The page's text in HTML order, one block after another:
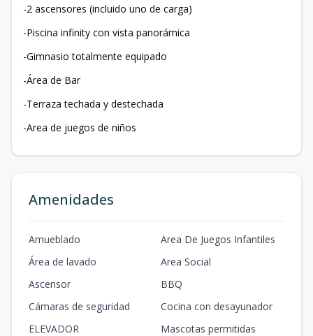
-2 ascensores (incluido uno de carga)
-Piscina infinity con vista panorámica
-Gimnasio totalmente equipado
-Área de Bar
-Terraza techada y destechada
-Area de juegos de niños
Amenidades
Amueblado
Area De Juegos Infantiles
Área de lavado
Area Social
Ascensor
BBQ
Cámaras de seguridad
Cocina con desayunador
ELEVADOR
Mascotas permitidas